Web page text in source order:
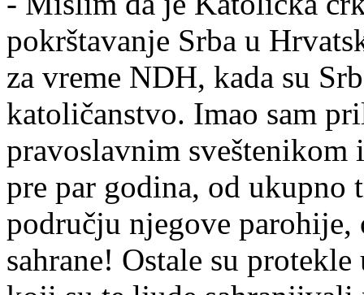
pokrštavanje Srba u
za vreme NDH, kada su
katoličanstvo. Imao sam
pravoslavnim
pre par godina, od ukupno
području njegove parohije,
sahrane! Ostale su